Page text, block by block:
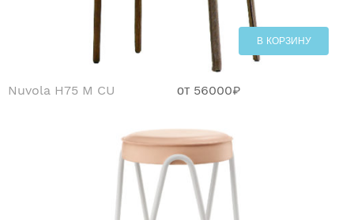
В КОРЗИНУ
Nuvola H75 M CU от 56000₽